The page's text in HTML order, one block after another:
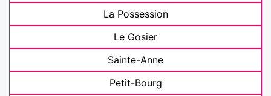
La Possession
Le Gosier
Sainte-Anne
Petit-Bourg